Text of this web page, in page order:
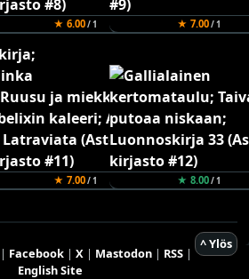
★ 6.00/ 1 ★ 7.00/ 1
★ 7.00/ 1 ★ 8.00/ 1
^ Ylös
| Facebook| X| Mastodon| RSS|
English Site